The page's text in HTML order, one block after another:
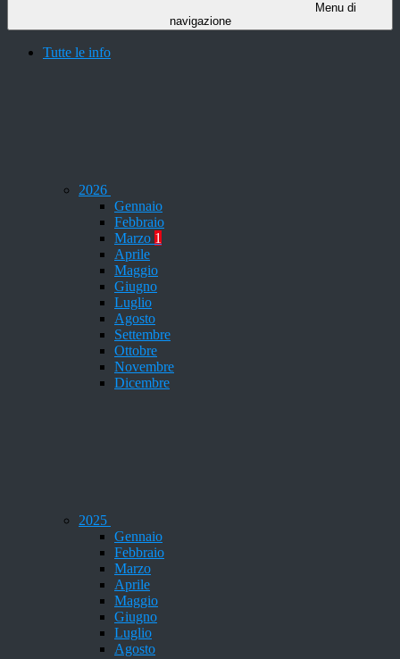
Menu di
navigazione
Tutte le info
2026
Gennaio
Febbraio
Marzo 1
Aprile
Maggio
Giugno
Luglio
Agosto
Settembre
Ottobre
Novembre
Dicembre
2025
Gennaio
Febbraio
Marzo
Aprile
Maggio
Giugno
Luglio
Agosto